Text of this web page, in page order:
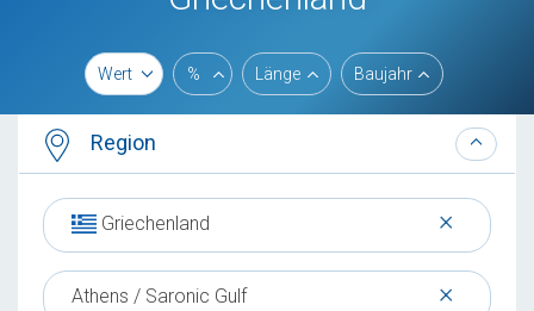
Wert % Länge Baujahr
Region
×
Griechenland
×
Athens / Saronic Gulf